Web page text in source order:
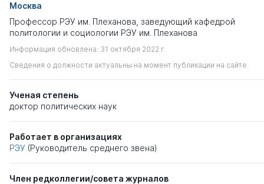
Москва
Профессор РЭУ им. Плеханова, заведующий кафедрой
политологии и социологии РЭУ им. Плеханова
Информация обновлена: 31 октября 2022 г.
Сведения о должности актуальны на момент публикации на сайте
Ученая степень
доктор политических наук
Работает в организациях
РЭУ (Руководитель среднего звена)
Член редколлегии/совета журналов